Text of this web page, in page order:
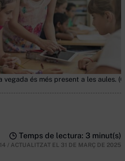
vegada és més present a les aules.
Temps de lectura: 3 minut(s)
/ ACTUALITZAT EL 31 DE MARÇ DE 2025